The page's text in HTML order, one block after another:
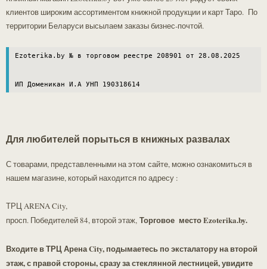
актуальную цену!!!.
клиентов широким ассортиментом книжной продукции и карт Таро. По
территории Беларуси высылаем заказы бизнес-почтой.
Ezoterika.by № в торговом реестре 208901 от 28.08.2025
ИП Доменикан И.А УНП 190318614
Для любителей порыться в книжных развалах
С товарами, представленными на этом сайте, можно ознакомиться в
нашем магазине, который находится по адресу :
ТРЦ ARENA City,
просп. Победителей 84, второй этаж, Торговое место Ezoterika.by.
Входите в ТРЦ Арена City, подымаетесь по эксталатору на второй
этаж, с правой стороны, сразу за стеклянной лестницей, увидите